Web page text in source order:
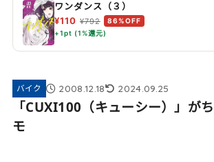
ワンダンス（３）
¥110 ¥792
86%OFF
+1pt (1%還元)
バイク 2008.12.18 2024.09.25
「CUXI100（キューシー）」が
モ